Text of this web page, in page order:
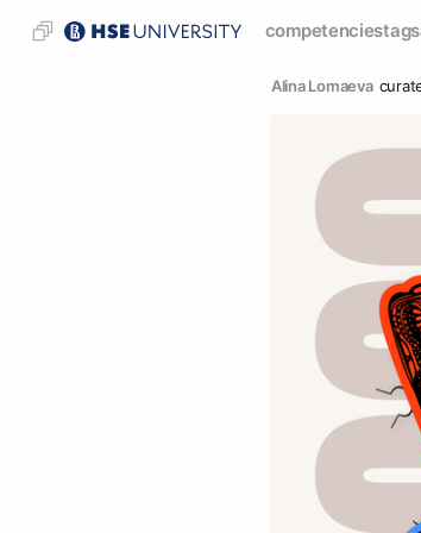
competenciestags
Alina Lomaeva